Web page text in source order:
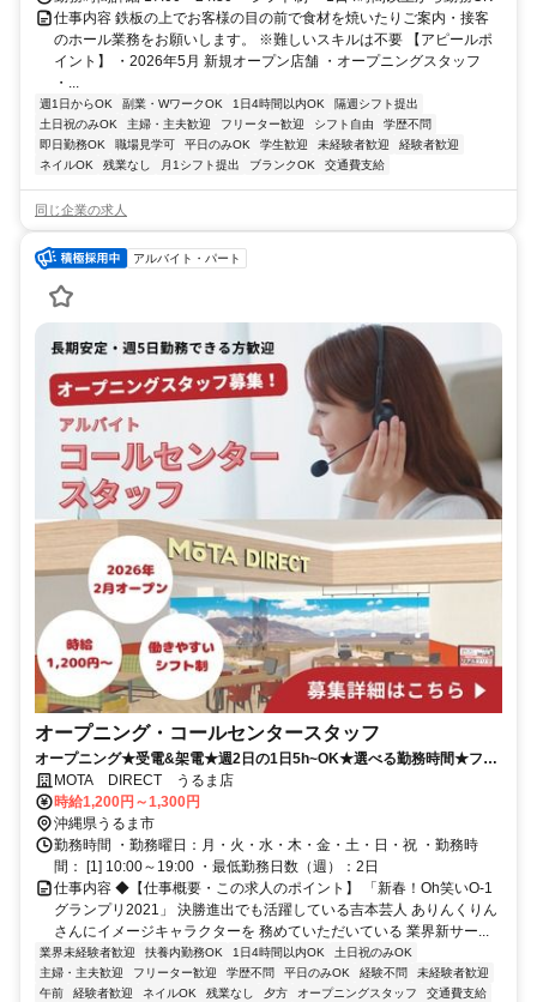
仕事内容 鉄板の上でお客様の目の前で食材を焼いたりご案内・接客
のホール業務をお願いします。 ※難しいスキルは不要 【アピールポ
イント】 ・2026年5月 新規オープン店舗 ・オープニングスタッフ
・...
週1日からOK 副業・WワークOK 1日4時間以内OK
隔週シフト提出
土日祝のみOK
主婦・主夫歓迎 フリーター歓迎 シフト自由
学歴不問
即日勤務OK
職場見学可 平日のみOK 学生歓迎 未経験者歓迎
経験者歓迎
ネイルOK
残業なし 月1シフト提出 ブランクOK 交通費支給
同じ企業の求人
アルバイト・パート
オープニング・コールセンタースタッフ
オープニング★受電&架電★週2日の1日5h~OK★選べる勤務時間★フル
タイム歓迎★奇抜すぎなければ髪色ネイル自由
MOTA DIRECT うるま店
時給1,200円～1,300円
沖縄県うるま市
勤務時間 ・勤務曜日：月・火・水・木・金・土・日・祝 ・勤務時
間： [1] 10:00～19:00 ・最低勤務日数（週）：2日
仕事内容 ◆【仕事概要・この求人のポイント】 「新春！Oh笑いO-1
グランプリ2021」 決勝進出でも活躍している吉本芸人 ありんくりん
さんにイメージキャラクターを 務めていただいている 業界新サー...
業界未経験者歓迎 扶養内勤務OK 1日4時間以内OK
土日祝のみOK
主婦・主夫歓迎
フリーター歓迎 学歴不問 平日のみOK 経験不問
未経験者歓迎
午前
経験者歓迎 ネイルOK 残業なし 夕方 オープニングスタッフ
交通費支給